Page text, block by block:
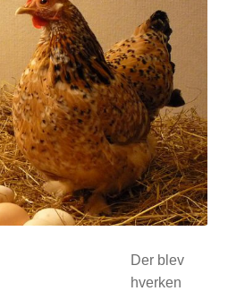
Der blev
hverken